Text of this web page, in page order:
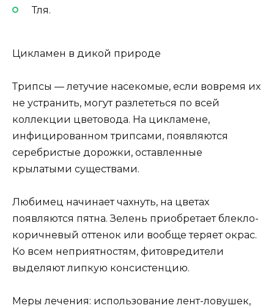
Тля.
Цикламен в дикой природе
Трипсы — летучие насекомые, если вовремя их
не устранить, могут разлететься по всей
коллекции цветовода. На цикламене,
инфицированном трипсами, появляются
серебристые дорожки, оставленные
крылатыми существами.
Любимец начинает чахнуть, на цветах
появляются пятна. Зелень приобретает блекло-
коричневый оттенок или вообще теряет окрас.
Ко всем неприятностям, фитовредители
выделяют липкую консистенцию.
Меры лечения: использование лент-ловушек,